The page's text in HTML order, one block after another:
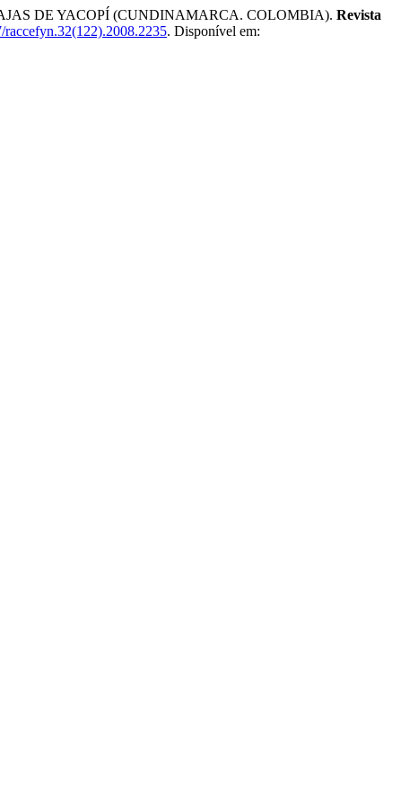
DE YACOPÍ (CUNDINAMARCA. COLOMBIA). Revista
raccefyn.32(122).2008.2235. Disponível em: